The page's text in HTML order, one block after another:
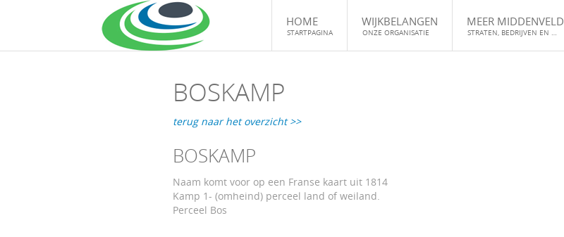
HOME
STARTPAGINA
WIJKBELANGEN
ONZE ORGANISATIE
MEER MIDDENVELD
STRATEN, BEDRIJVEN EN …
BOSKAMP
terug naar het overzicht >>
BOSKAMP
Naam komt voor op een Franse kaart uit 1814
Kamp 1- (omheind) perceel land of weiland.
Perceel Bos